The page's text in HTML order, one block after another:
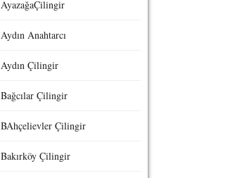
AyazağaÇilingir
Aydın Anahtarcı
Aydın Çilingir
Bağcılar Çilingir
BAhçelievler Çilingir
Bakırköy Çilingir